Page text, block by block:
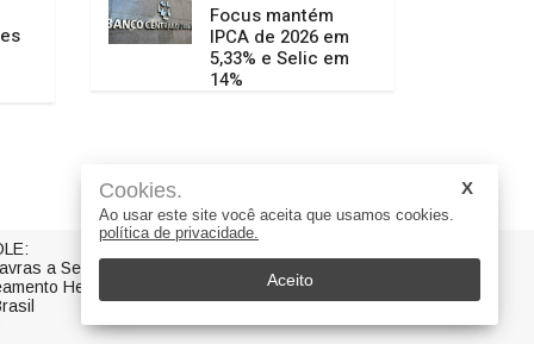
Focus mantém
IPCA de 2026 em
5,33% e Selic em
14%
a Serviço da Notícia
Helena B. Morro
Cookies.
Ao usar este site você aceita que usamos cookies.
política de privacidade.
Aceito